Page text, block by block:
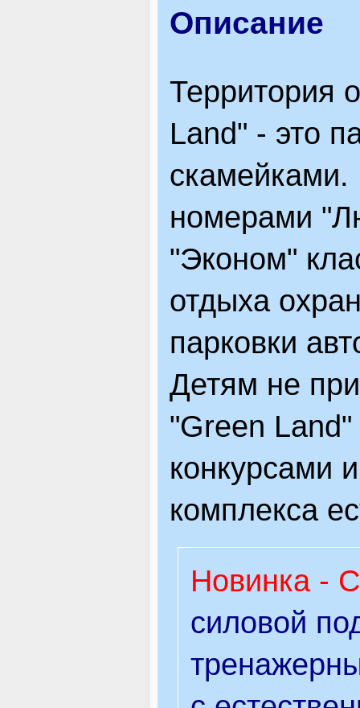
ОГОЛОШЕННЯ
ЯК ДОЇХАТИ
Описание
Территория
Land" - это
номерами
"Эконом"
отдыха
парковки
Детям не
"Green
конкурсами
комплекса
Новинка -
силовой